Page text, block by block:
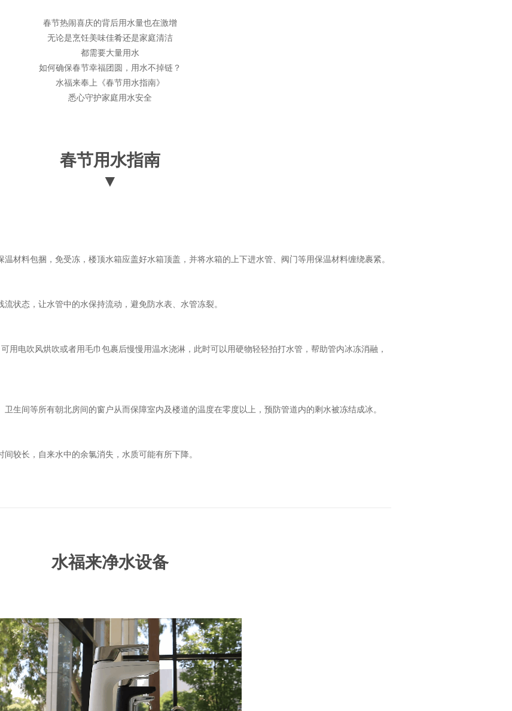
春节热闹喜庆的背后用水量也在激增
无论是烹饪美味佳肴还是家庭清洁
都需要大量用水
如何确保春节幸福团圆，用水不掉链？
水福来奉上《春节用水指南》
悉心守护家庭用水安全
春节用水指南
▼
材料包捆，免受冻，楼顶水箱应盖好水箱顶盖，并将水箱的上下进水管、阀门等用保温材料缠绕裹紧。
状态，让水管中的水保持流动，避免防水表、水管冻裂。
用电吹风烘吹或者用毛巾包裹后慢慢用温水浇淋，此时可以用硬物轻轻拍打水管，帮助管内冰冻消融，
生间等所有朝北房间的窗户从而保障室内及楼道的温度在零度以上，预防管道内的剩水被冻结成冰。
较长，自来水中的余氯消失，水质可能有所下降。
水福来净水设备